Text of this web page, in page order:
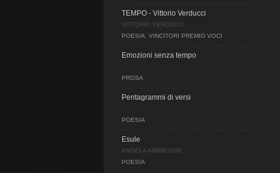
TEMPO - Vittorio Verducci
VITTORIO VERDUCCI
POESIA
VINCITORI PREMIO VOCI
Emozioni senza tempo
PROSA
Pentagrammi di versi
POESIA
Esule
ANGELA AMBROSINI
POESIA